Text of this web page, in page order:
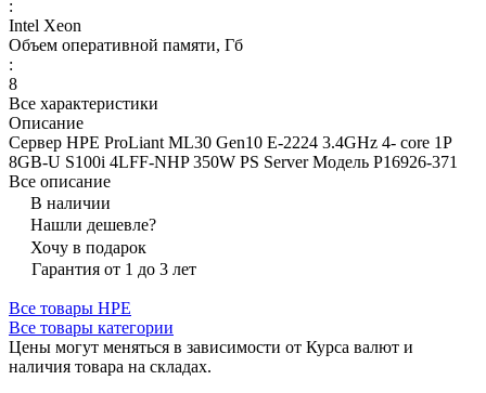
:
Intel Xeon
Объем оперативной памяти, Гб
:
8
Все характеристики
Описание
Сервер HPE ProLiant ML30 Gen10 E-2224 3.4GHz 4- core 1P
8GB-U S100i 4LFF-NHP 350W PS Server Модель P16926-371
Все описание
В наличии
Нашли дешевле?
Хочу в подарок
Гарантия от 1 до 3 лет
Все товары HPE
Все товары категории
Цены могут меняться в зависимости от Курса валют и
наличия товара на складах.